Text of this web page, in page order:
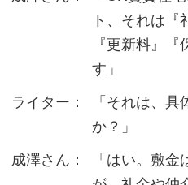
ト、それは『
『更新料』
す」
ライター：
「それは、
か？」
成澤さん：
「はい。敷